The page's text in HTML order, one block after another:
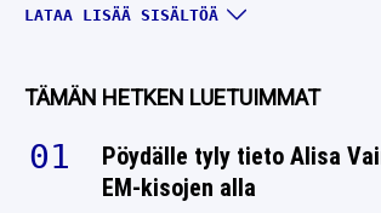
Tennis:
jäänee väliin
ANDY MURRAY
ANTTI METSÄLÄ
LATAA LISÄÄ SISÄLTÖÄ
TÄMÄN HETKEN LUETUIMMAT
Pöydälle tyly tieto Alisa
EM-kisojen alla